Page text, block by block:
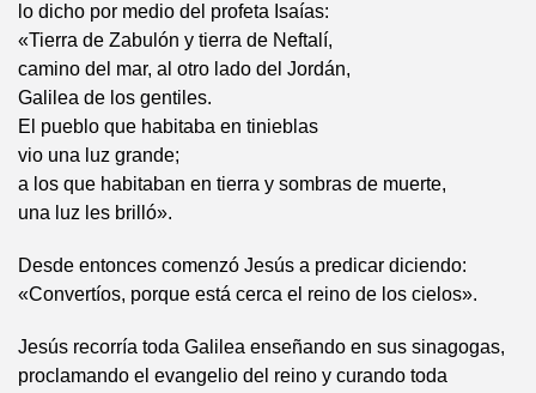
lo dicho por medio del profeta Isaías:
«Tierra de Zabulón y tierra de Neftalí,
camino del mar, al otro lado del Jordán,
Galilea de los gentiles.
El pueblo que habitaba en tinieblas
vio una luz grande;
a los que habitaban en tierra y sombras de muerte,
una luz les brilló».
Desde entonces comenzó Jesús a predicar diciendo:
«Convertíos, porque está cerca el reino de los cielos».
Jesús recorría toda Galilea enseñando en sus sinagogas,
proclamando el evangelio del reino y curando toda